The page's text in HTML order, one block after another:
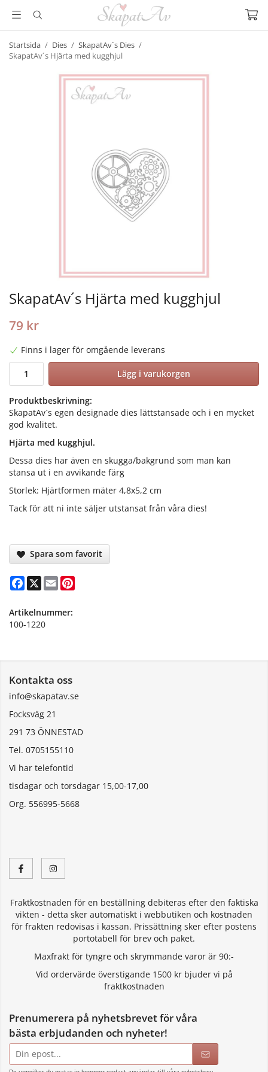
Startsida / Dies / SkapatAv´s Dies /
SkapatAv´s Hjärta med kugghjul
SkapatAv´s Hjärta med kugghjul
79 kr
Finns i lager för omgående leverans
Lägg i varukorgen
Produktbeskrivning:
SkapatAv`s egen designade dies lättstansade och i en mycket
god kvalitet.
Hjärta med kugghjul.
Dessa dies har även en skugga/bakgrund som man kan
stansa ut i en avvikande färg
Storlek: Hjärtformen mäter 4,8x5,2 cm
Tack för att ni inte säljer utstansat från våra dies!
Spara som favorit
Facebook
X Email
Artikelnummer:
100-1220
Kontakta oss
info@skapatav.se
Focksväg 21
291 73 ÖNNESTAD
Tel. 0705155110
Vi har telefontid
tisdagar och torsdagar 15,00-17,00
Org. 556995-5668
Fraktkostnaden för en beställning debiteras efter den faktiska
vikten - detta sker automatiskt i webbutiken och kostnaden
för frakten redovisas i kassan. Prissättning sker efter postens
portotabell för brev och paket.
Maxfrakt för tyngre och skrymmande varor är 90:-
Vid ordervärde överstigande 1500 kr bjuder vi på
fraktkostnaden
Prenumerera på nyhetsbrevet för våra
bästa erbjudanden och nyheter!
postadress